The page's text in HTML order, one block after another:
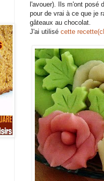
l'avouer). Ils m'ont posé
pour de vrai à ce que je
gâteaux au chocolat.
J'ai utilisé cette